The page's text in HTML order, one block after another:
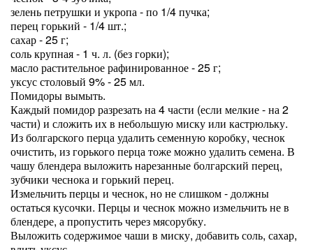
зелень петрушки и укропа - по 1/4 пучка;
перец горький - 1/4 шт.;
сахар - 25 г;
соль крупная - 1 ч. л. (без горки);
масло растительное рафинированное - 25 г;
уксус столовый 9% - 25 мл.
Помидоры вымыть.
Каждый помидор разрезать на 4 части (если мелкие - на 2
части) и сложить их в небольшую миску или кастрюльку.
Из болгарского перца удалить семенную коробку, чеснок
очистить, из горького перца тоже можно удалить семена. В
чашу блендера выложить нарезанные болгарский перец,
зубчики чеснока и горький перец.
Измельчить перцы и чеснок, но не слишком - должны
остаться кусочки. Перцы и чеснок можно измельчить не в
блендере, а пропустить через мясорубку.
Выложить содержимое чаши в миску, добавить соль, сахар,